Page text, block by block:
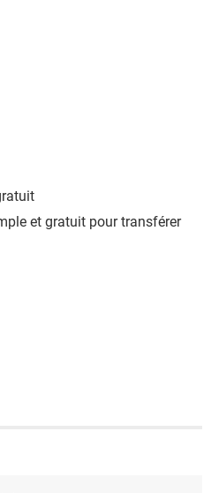
et gratuit pour transférer